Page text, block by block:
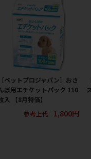
［ペットプロジャパン］おさ
ぽ用エチケットパック 110
入 【8月特価】
参考上代
1,800円